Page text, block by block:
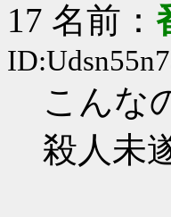
17 名前：
こんな
殺人未